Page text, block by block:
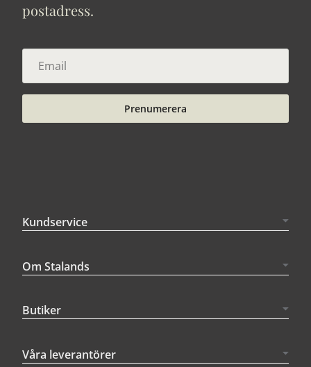
postadress.
Prenumerera
Kundservice
Om Stalands
Butiker
Våra leverantörer